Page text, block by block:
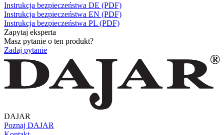
Instrukcja bezpieczeństwa DE (PDF)
Instrukcja bezpieczeństwa EN (PDF)
Instrukcja bezpieczeństwa PL (PDF)
Zapytaj eksperta
Masz pytanie o ten produkt?
Zadaj pytanie
DAJAR
Poznaj DAJAR